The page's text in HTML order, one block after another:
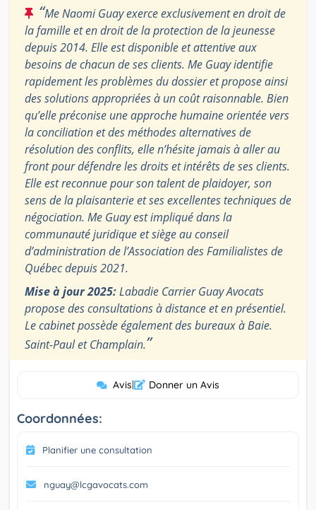
“Me Naomi Guay exerce exclusivement en droit de
la famille et en droit de la protection de la jeunesse
depuis 2014. Elle est disponible et attentive aux
besoins de chacun de ses clients. Me Guay identifie
rapidement les problèmes du dossier et propose ainsi
des solutions appropriées à un coût raisonnable. Bien
qu’elle préconise une approche humaine orientée vers
la conciliation et des méthodes alternatives de
résolution des conflits, elle n’hésite jamais à aller au
front pour défendre les droits et intérêts de ses clients.
Elle est reconnue pour son talent de plaidoyer, son
sens de la plaisanterie et ses excellentes techniques de
négociation. Me Guay est impliqué dans la
communauté juridique et siège au conseil
d’administration de l’Association des Familialistes de
Québec depuis 2021.
Mise à jour 2025:Labadie Carrier Guay Avocats
propose des consultations à distance et en présentiel.
Le cabinet possède également des bureaux à Baie.
Saint-Paul et Champlain.”
Avis| Donner un Avis
Coordonnées:
Planifier une consultation
nguay@lcgavocats.com